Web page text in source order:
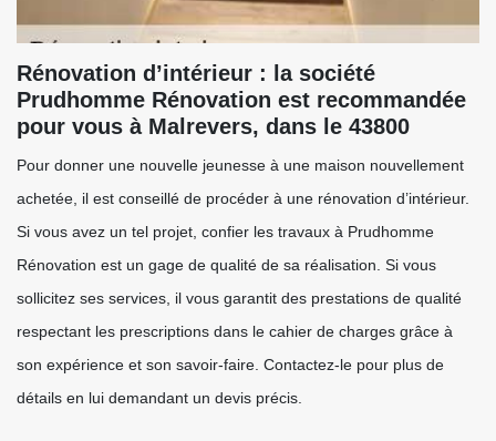
Rénovation d’intérieur : la société
Prudhomme Rénovation est recommandée
pour vous à Malrevers, dans le 43800
Pour donner une nouvelle jeunesse à une maison nouvellement
achetée, il est conseillé de procéder à une rénovation d’intérieur.
Si vous avez un tel projet, confier les travaux à Prudhomme
Rénovation est un gage de qualité de sa réalisation. Si vous
sollicitez ses services, il vous garantit des prestations de qualité
respectant les prescriptions dans le cahier de charges grâce à
son expérience et son savoir-faire. Contactez-le pour plus de
détails en lui demandant un devis précis.